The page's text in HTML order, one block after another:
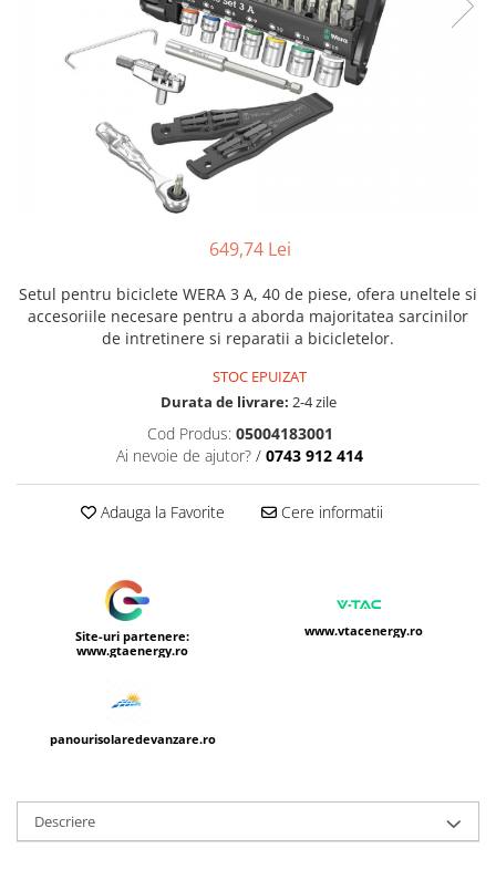
Lămpi de Birou
649,74 Lei
Setul pentru biciclete WERA 3 A, 40 de piese, ofera uneltele si
accesoriile necesare pentru a aborda majoritatea sarcinilor
de intretinere si reparatii a bicicletelor.
STOC EPUIZAT
Durata de livrare: 2-4 zile
Cod Produs: 05004183001
Ai nevoie de ajutor? / 0743 912 414
Adauga la Favorite Cere informatii
Site-uri partenere:
www.gtaenergy.ro
www.vtacenergy.ro
panourisolaredevanzare.ro
Descriere